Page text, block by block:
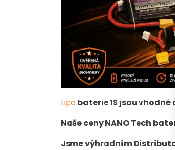
Lipobaterie 1S jsou
Naše ceny NANO Tech
Jsme výhradním